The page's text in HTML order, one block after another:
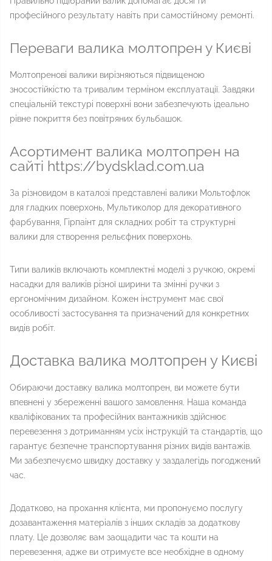
професійного результату навіть при самостійному ремонті.
Переваги валика молтопрен у Києві
Молтопренові валики вирізняються підвищеною
зносостійкістю та тривалим терміном експлуатації. Завдяки
спеціальній текстурі поверхні вони забезпечують ідеально
рівне покриття без повітряних бульбашок.
Асортимент валика молтопрен на
сайті https://bydsklad.com.ua
За різновидом в каталозі представлені валики Мольтофлок
для гладких поверхонь, Мультиколор для декоративного
фарбування, Гірпаінт для складних робіт та структурні
валики для створення рельєфних поверхонь.
Типи валиків включають комплектні моделі з ручкою, окремі
насадки для валиків різної ширини та змінні ручки з
ергономічним дизайном. Кожен інструмент має свої
особливості застосування та призначений для конкретних
видів робіт.
Доставка валика молтопрен у Києві
Обираючи доставку валика молтопрен, ви можете бути
впевнені у збереженні вашого замовлення. Наша команда
кваліфікованих та професійних вантажників здійснює
перевезення з дотриманням усіх інструкцій та стандартів, що
гарантує безпечне транспортування різних видів вантажів.
Ми забезпечуємо швидку доставку у заздалегідь погоджений
час.
Додатково, на прохання клієнта, ми пропонуємо послугу
дозавантаження матеріалів з інших складів за додаткову
плату. Це дозволяє вам заощадити час та кошти на
перевезення, адже ви отримуєте все необхідне в одному